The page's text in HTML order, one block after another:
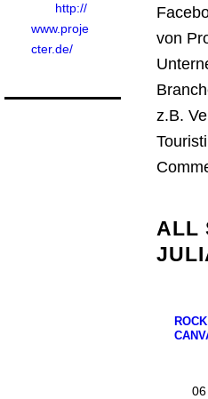
http://
www.proje
cter.de/
von
z.B.
ALL
06